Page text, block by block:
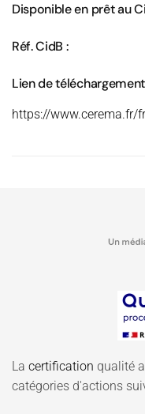
Disponible en prêt au
Réf. CidB :
Lien de
https://
La certification qualité
catégories d'actions